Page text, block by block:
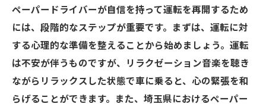
ペーパードライバーが自信を持って運転を再開するため
には、段階的なステップが重要です。まずは、運転に対
する心理的な準備を整えることから始めましょう。運転
は不安が伴うものですが、リラクゼーション音楽を聴き
ながらリラックスした状態で車に乗ると、心の緊張を和
らげることができます。また、埼玉県におけるペーパー